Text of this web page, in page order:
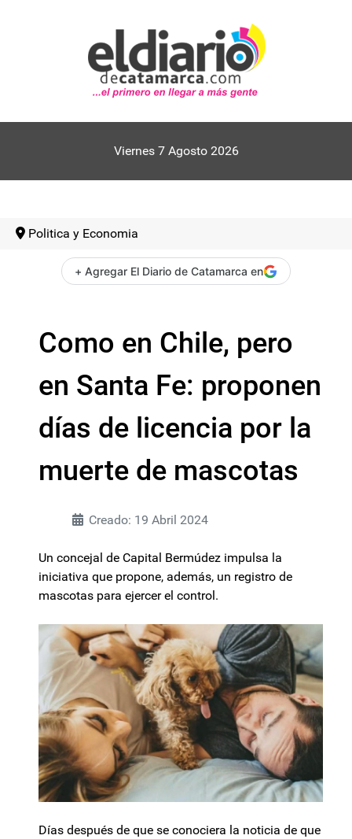
Viernes 7 Agosto 2026
Politica y Economia
+ Agregar El Diario de Catamarca en
Como en Chile, pero
en Santa Fe: proponen
días de licencia por la
muerte de mascotas
Creado: 19 Abril 2024
Un concejal de Capital Bermúdez impulsa la
iniciativa que propone, además, un registro de
mascotas para ejercer el control.
Días después de que se conociera la noticia de que